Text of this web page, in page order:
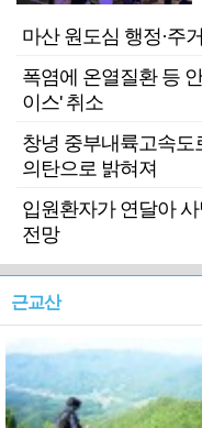
마산 원도심 행정·주
폭염에 온열질환 등
이스' 취소
창녕 중부내륙고속
의탄으로 밝혀져
입원환자가 연달아
전망
근교산